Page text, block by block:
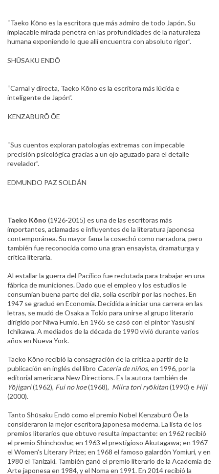
“Taeko Kōno es la escritora que más admiro de todo Japón. Su
implacable mirada penetra en las profundidades de la naturaleza
humana exponiendo lo que allí encuentra con absoluto rigor”.
SHŪSAKU ENDŌ
“Carnal y directa, Taeko Kōno es la escritora más lúcida e
inteligente de Japón”.
KENZABURŌ ŌE
“Sus cuentos exploran patologías extremas con impecable
precisión psicológica gracias a un ojo aguzado para el detalle
revelador”.
EDMUNDO PAZ SOLDÁN
Taeko Kōno (1926-2015) es una de las escritoras más
importantes, aclamadas e inﬂuyentes de la literatura japonesa
contemporánea. Su mayor fama la cosechó como narradora, pero
también fue reconocida como una gran ensayista, dramaturga y
crítica literaria.
Al estallar la guerra del Pacíﬁco fue reclutada para trabajar en una
fábrica de municiones. Dado que el empleo y los estudios le
consumían buena parte del día, solía escribir por las noches. En
1947 se graduó en Economía. Decidida a iniciar una carrera en las
letras, se mudó de Osaka a Tokio para unirse al grupo literario
dirigido por Niwa Fumio. En 1965 se casó con el pintor Yasushi
Ichikawa. A mediados de la década de 1990 vivió durante varios
años en Nueva York.
Taeko Kōno recibió la consagración de la crítica a partir de la
publicación en inglés del libro Cacería de niños, en 1996, por la
editorial americana New Directions. Es la autora también de
Yōjigari(1962), Fui no koe(1968), Miira tori ryōkitan(1990) e Hiji
(2000).
Tanto Shūsaku Endō como el premio Nobel Kenzaburō Ōe la
consideraron la mejor escritora japonesa moderna. La lista de los
premios literarios que obtuvo resulta impactante: en 1962 recibió
el premio Shinchōsha; en 1963 el prestigioso Akutagawa; en 1967
el Women's Literary Prize; en 1968 el famoso galardón Yomiuri, y en
1980 el Tanizaki. También ganó el premio literario de la Academia de
Arte japonesa en 1984, y el Noma en 1991. En 2014 recibió la